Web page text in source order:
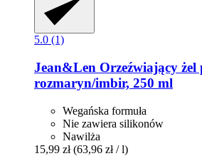
5.0 (1)
Jean&Len Orzeźwiający
rozmaryn/imbir, 250 ml
Wegańska formuła
Nie zawiera silikonów
Nawilża
15,99 zł (63,96 zł / l)